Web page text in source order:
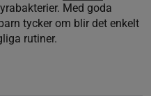
Med goda
tycker om blir det enkelt
rutiner.